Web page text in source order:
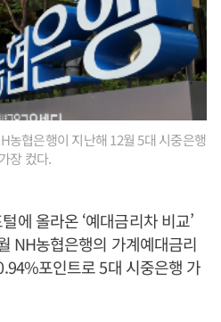
협은행이 지난해 12월 5대 시중은행
장 컸다.
에 올라온 ‘예대금리차 비교’
NH농협은행의 가계예대금리
포인트로 5대 시중은행 가